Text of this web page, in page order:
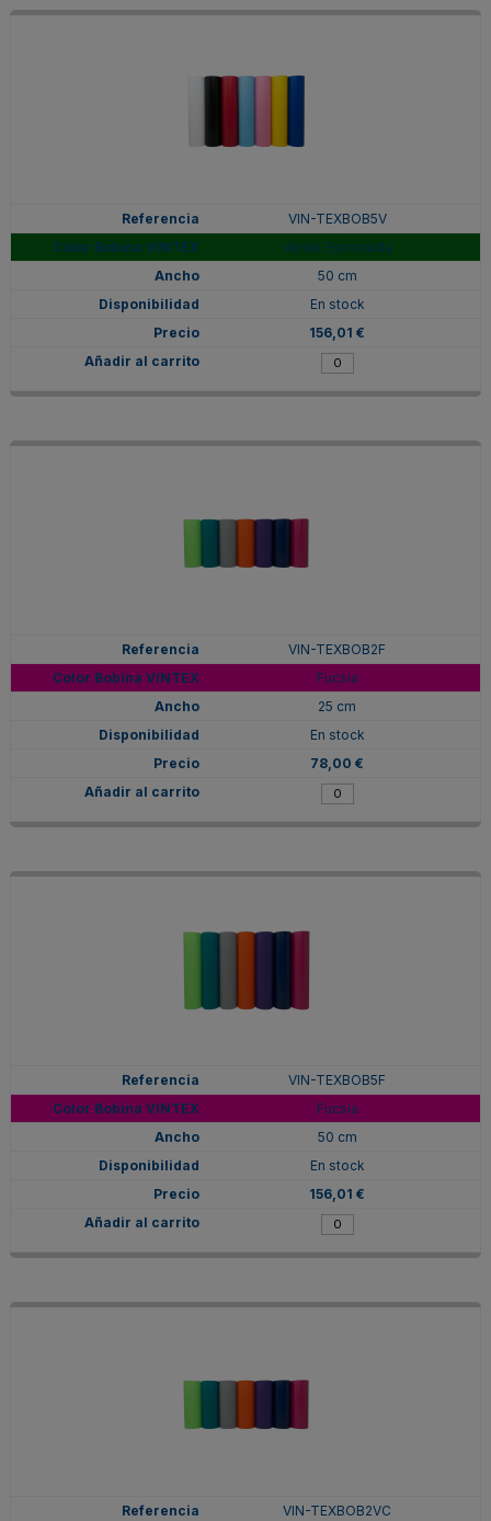
VIN-TEXBOB5V
Verde Esmeralda
50 cm
En stock
156,01 €
VIN-TEXBOB2F
Fucsia
25 cm
En stock
78,00 €
VIN-TEXBOB5F
Fucsia
50 cm
En stock
156,01 €
VIN-TEXBOB2VC